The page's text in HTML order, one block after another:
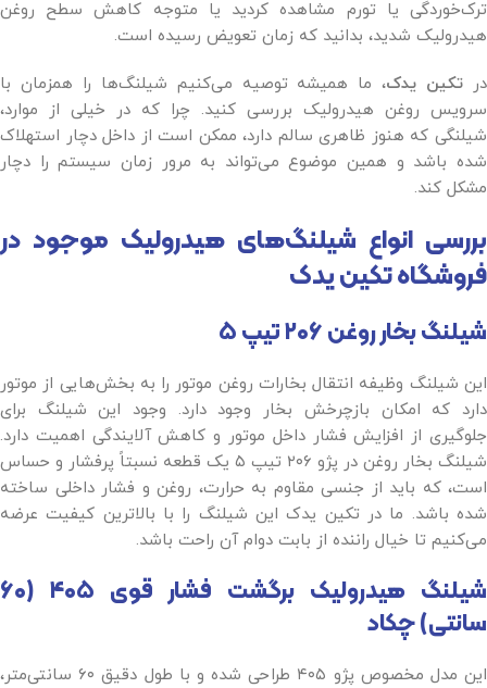
ترک‌خوردگی یا تورم مشاهده کردید یا متوجه کاهش سطح روغن
هیدرولیک شدید، بدانید که زمان تعویض رسیده است.
در تکین یدک، ما همیشه توصیه می‌کنیم شیلنگ‌ها را همزمان با
سرویس روغن هیدرولیک بررسی کنید. چرا که در خیلی از موارد،
شیلنگی که هنوز ظاهری سالم دارد، ممکن است از داخل دچار استهلاک
شده باشد و همین موضوع می‌تواند به مرور زمان سیستم را دچار
مشکل کند.
بررسی انواع شیلنگ‌های هیدرولیک موجود در
فروشگاه تکین یدک
شیلنگ بخار روغن۲۰۶تیپ۵
این شیلنگ وظیفه انتقال بخارات روغن موتور را به بخش‌هایی از موتور
دارد که امکان بازچرخش بخار وجود دارد. وجود این شیلنگ برای
جلوگیری از افزایش فشار داخل موتور و کاهش آلایندگی اهمیت دارد.
شیلنگ بخار روغن در پژو ۲۰۶ تیپ ۵ یک قطعه نسبتاً پرفشار و حساس
است، که باید از جنسی مقاوم به حرارت، روغن و فشار داخلی ساخته
شده باشد. ما در تکین یدک این شیلنگ را با بالاترین کیفیت عرضه
می‌کنیم تا خیال راننده از بابت دوام آن راحت باشد.
شیلنگ هیدرولیک برگشت فشار قوی ۴۰۵ (۶۰
سانتی) چکاد
این مدل مخصوص پژو ۴۰۵ طراحی شده و با طول دقیق ۶۰ سانتی‌متر،